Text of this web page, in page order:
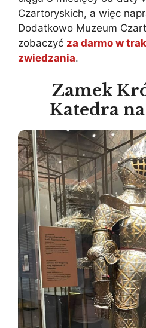
Czartoryskich, a więc
Dodatkowo Muzeum
zobaczyć za darmo w
zwiedzania.
Zamek
Katedra